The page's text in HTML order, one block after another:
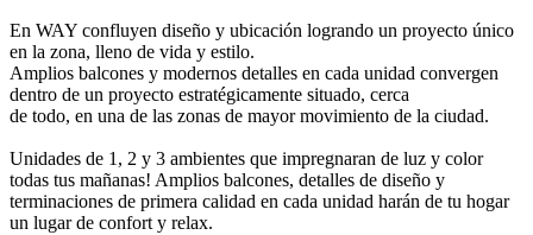
En WAY confluyen diseño y ubicación logrando un proyecto único
en la zona, lleno de vida y estilo.
Amplios balcones y modernos detalles en cada unidad convergen
dentro de un proyecto estratégicamente situado, cerca
de todo, en una de las zonas de mayor movimiento de la ciudad.
Unidades de 1, 2 y 3 ambientes que impregnaran de luz y color
todas tus mañanas! Amplios balcones, detalles de diseño y
terminaciones de primera calidad en cada unidad harán de tu hogar
un lugar de confort y relax.